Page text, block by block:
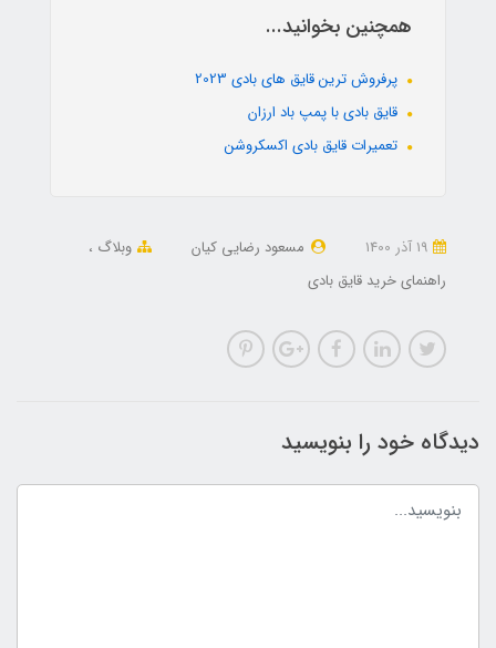
همچنین بخوانید...
پرفروش ترین قایق های بادی 2023
قایق بادی با پمپ باد ارزان
تعمیرات قایق بادی اکسکروشن
مسعود رضایی کیان
وبلاگ
راهنمای خرید قایق بادی
دیدگاه خود را بنویسید